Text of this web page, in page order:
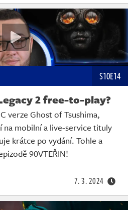
S10E14
2 free-to-play?
verze Ghost of Tsushima,
na mobilní a live-service tituly
krátce po vydání. Tohle a
90VTEŘIN!
7. 3. 2024